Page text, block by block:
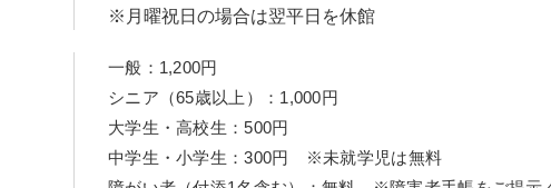
※月曜祝日の場合は翌平日を休館
一般：1,200円
シニア（65歳以上）：1,000円
大学生・高校生：500円
中学生・小学生：300円 ※未就学児は無料